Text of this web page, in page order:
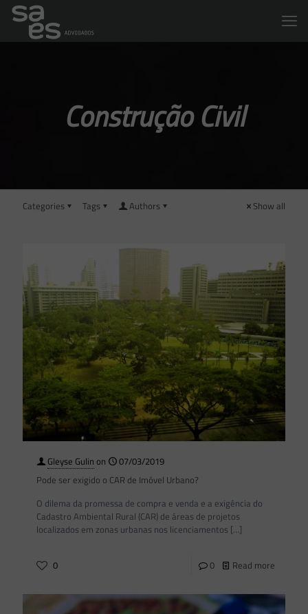
Construção Civil
Categories Tags Authors Show all
Gleyse Gulin on
07/03/2019
Pode ser exigido o CAR de Imóvel Urbano?
O dilema da promessa de compra e venda e a exigência do
Cadastro Ambiental Rural (CAR) de áreas de projetos
localizados em zonas urbanas nos licenciamentos […]
0 0 Read more